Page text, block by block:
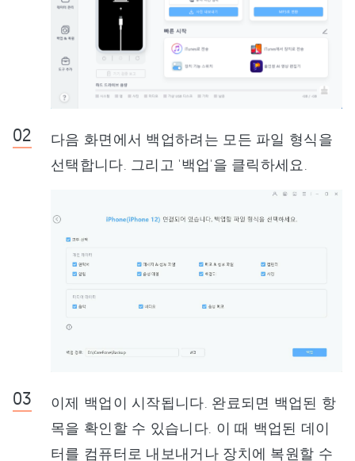
다음 화면에서 백업하려는 모든 파일 형식을
선택합니다. 그리고 '백업'을 클릭하세요.
이제 백업이 시작됩니다. 완료되면 백업된 항
목을 확인할 수 있습니다. 이 때 백업된 데이
터를 컴퓨터로 내보내거나 장치에 복원할 수